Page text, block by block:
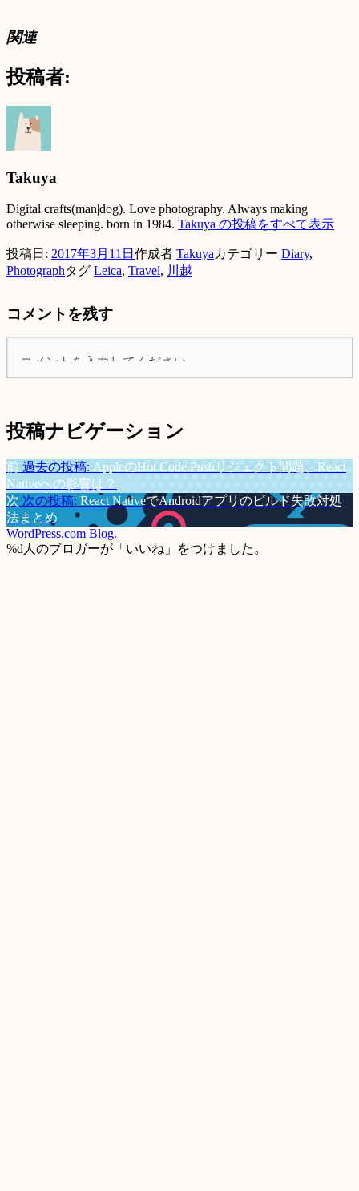
関連
投稿者:
Takuya
Digital crafts(man|dog). Love photography. Always making
otherwise sleeping. born in 1984. Takuya の投稿をすべて表示
投稿日: 2017年3月11日 作成者 Takuyaカテゴリー Diary,
Photographタグ Leica, Travel, 川越
コメントを残す
投稿ナビゲーション
前 過去の投稿: AppleのHot Code Pushリジェクト問題、React
Nativeへの影響は？
次 次の投稿: React NativeでAndroidアプリのビルド失敗対処
法まとめ
WordPress.com Blog.
%d人のブロガーが「いいね」をつけました。